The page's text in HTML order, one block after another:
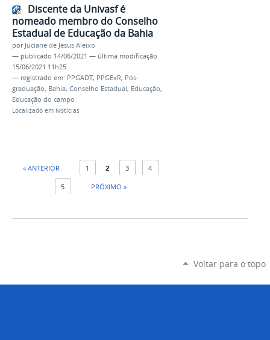
Discente da Univasf é
nomeado membro do Conselho
Estadual de Educação da Bahia
por Juciane de Jesus Aleixo
— publicado 14/06/2021 — última modificação
15/06/2021 11h25
— registrado em: PPGADT, PPGExR, Pós-
graduação, Bahia, Conselho Estadual, Educação,
Educação do campo
Localizado em Notícias
« ANTERIOR 1 2 3 4
5 PRÓXIMO »
Voltar para o topo